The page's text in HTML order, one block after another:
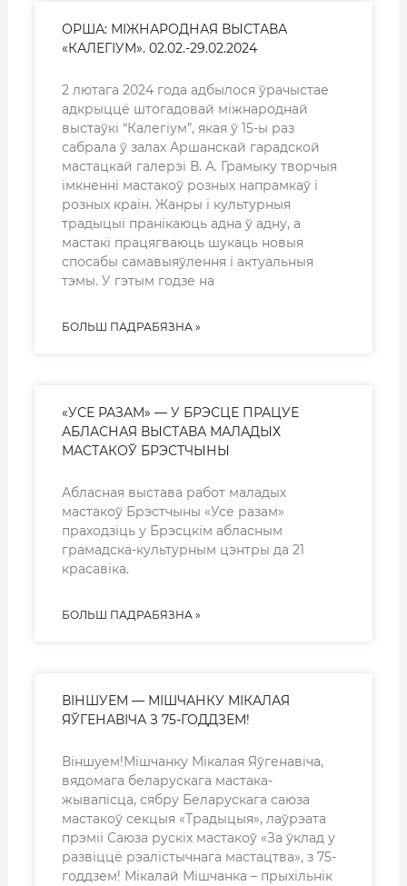
ОРША: МІЖНАРОДНАЯ ВЫСТАВА
«КАЛЕГІУМ». 02.02.-29.02.2024
2 лютага 2024 года адбылося ўрачыстае
адкрыццё штогадовай міжнароднай
выстаўкі “Калегіум”, якая ў 15-ы раз
сабрала ў залах Аршанскай гарадской
мастацкай галерэі В. А. Грамыку творчыя
імкненні мастакоў розных напрамкаў і
розных краін. Жанры і культурныя
традыцыі пранікаюць адна ў адну, а
мастакі працягваюць шукаць новыя
спосабы самавыяўлення і актуальныя
тэмы. У гэтым годзе на
БОЛЬШ ПАДРАБЯЗНА »
«УСЕ РАЗАМ» — У БРЭСЦЕ ПРАЦУЕ
АБЛАСНАЯ ВЫСТАВА МАЛАДЫХ
МАСТАКОЎ БРЭСТЧЫНЫ
Абласная выстава работ маладых
мастакоў Брэстчыны «Усе разам»
праходзіць у Брэсцкім абласным
грамадска-культурным цэнтры да 21
красавіка.
БОЛЬШ ПАДРАБЯЗНА »
ВІНШУЕМ — МІШЧАНКУ МІКАЛАЯ
ЯЎГЕНАВІЧА З 75-ГОДДЗЕМ!
Віншуем!Мішчанку Мікалая Яўгенавіча,
вядомага беларускага мастака-
жывапісца, сябру Беларускага саюза
мастакоў секцыя «Традыцыя», лаўрэата
прэміі Саюза рускіх мастакоў «За ўклад у
развіццё рэалістычнага мастацтва», з 75-
годдзем! Мікалай Мішчанка – прыхільнік